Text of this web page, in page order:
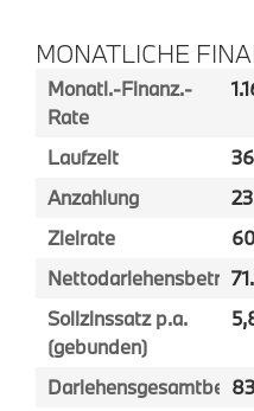
MONATLICHE
Monatl.-Finanz.-
Rate
Laufzeit
Anzahlung
Zielrate
Nettodarlehensbetrag
Sollzinssatz p.a.
(gebunden)